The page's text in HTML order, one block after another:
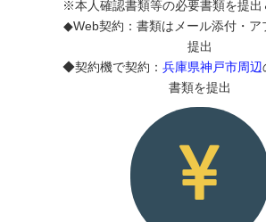
※本人確認書類等の必要書類を提出
◆Web契約：書類はメール添付・ア
提出
◆契約機で契約： 兵庫県神戸市周辺
書類を提出